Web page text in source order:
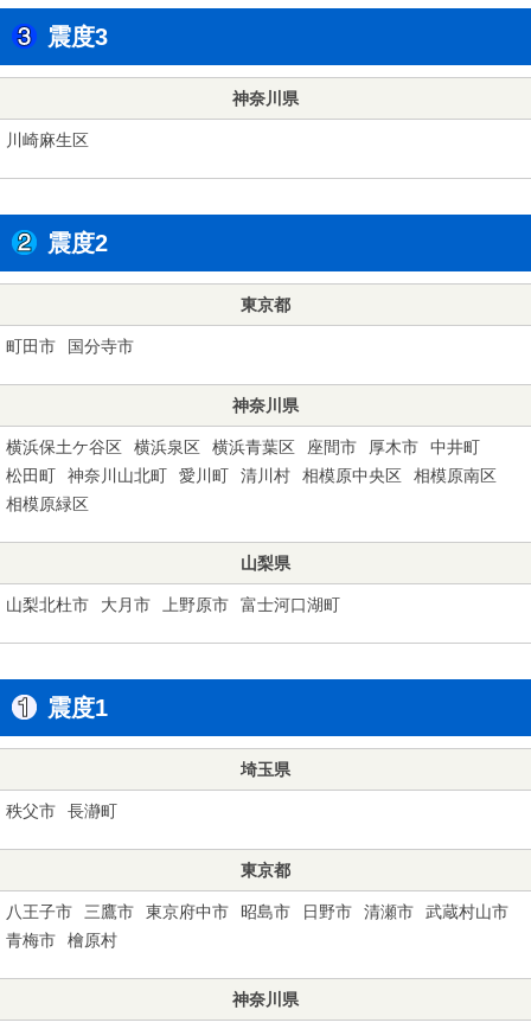
震度3
神奈川県
川崎麻生区
震度2
東京都
町田市 国分寺市
神奈川県
横浜保土ケ谷区 横浜泉区 横浜青葉区 座間市 厚木市
中井町
松田町
神奈川山北町 愛川町 清川村 相模原中央区
相模原南区
相模原緑区
山梨県
山梨北杜市 大月市 上野原市 富士河口湖町
震度1
埼玉県
秩父市 長瀞町
東京都
八王子市 三鷹市 東京府中市 昭島市 日野市 清瀬市
武蔵村山市
青梅市
檜原村
神奈川県